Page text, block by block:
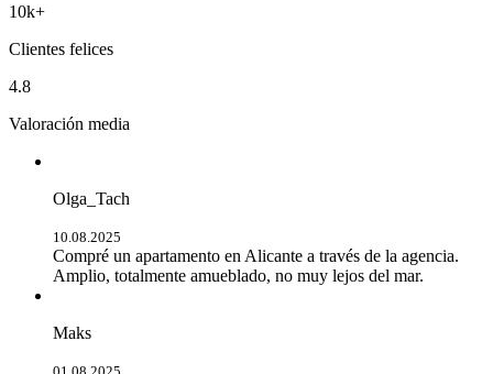
10k+
Clientes felices
4.8
Valoración media
Olga_Tach
10.08.2025
Compré un apartamento en Alicante a través de la agencia.
Amplio, totalmente amueblado, no muy lejos del mar.
Maks